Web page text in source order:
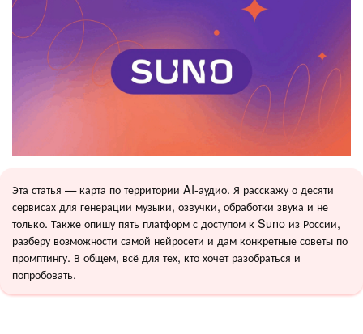
Эта статья — карта по территории AI-аудио. Я расскажу о десяти
сервисах для генерации музыки, озвучки, обработки звука и не
только. Также опишу пять платформ с доступом к Suno из России,
разберу возможности самой нейросети и дам конкретные советы по
промптингу. В общем, всё для тех, кто хочет разобраться и
попробовать.